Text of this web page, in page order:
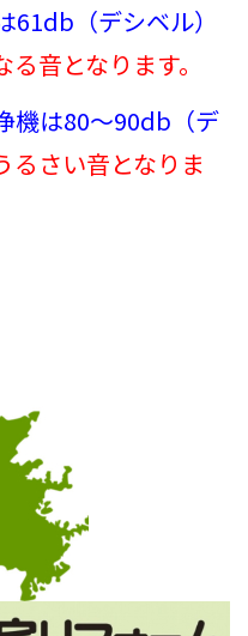
（デシベル）
音となります。
機は80～90db（デ
さい音となりま